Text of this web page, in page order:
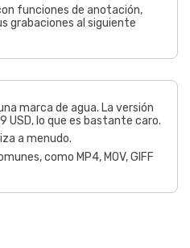
funciones de anotación,
grabaciones al siguiente
marca de agua. La versión
USD, lo que es bastante caro.
a menudo.
como MP4, MOV, GIFF